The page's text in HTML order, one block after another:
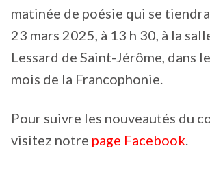
matinée de poésie qui se
23 mars 2025, à 13 h 30, à la
Lessard de Saint-Jérôme, dans
mois de la Francophonie.
Pour suivre les nouveautés du
visitez notre page Facebook.